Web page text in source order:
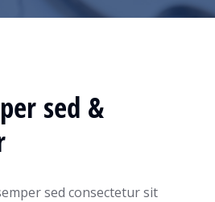
sed &
sed consectetur sit